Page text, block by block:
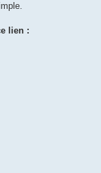
lien :